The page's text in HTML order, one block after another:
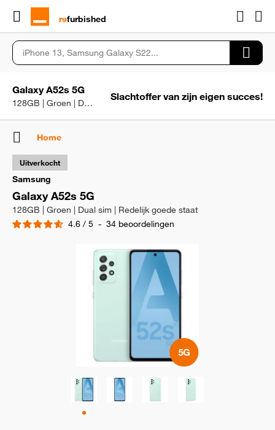
rɘfurbished
Galaxy A52s 5G
128GB | Groen | Dual sim | Redelijk goede staat
Slachtoffer van zijn eigen succes!
Home
Samsung
Galaxy A52s 5G
128GB | Groen | Dual sim | Redelijk goede staat
4.6 / 5 - 34 beoordelingen
Uitverkocht